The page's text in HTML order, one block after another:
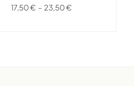
17,50€ – 23,50€